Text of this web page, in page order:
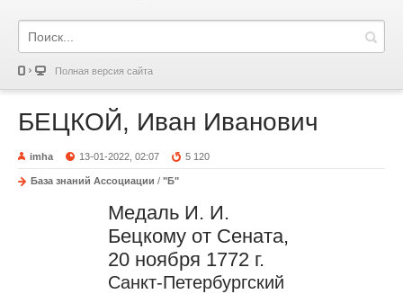
Полная версия сайта
БЕЦКОЙ, Иван Иванович
imha 13-01-2022, 02:07 5 120
База знаний Ассоциации / "Б"
Медаль И. И.
Бецкому от Сената,
20 ноября 1772 г.
Санкт-Петербургский